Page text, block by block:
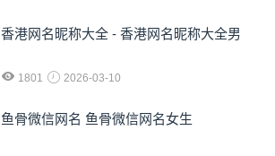
香港网名昵称大全 - 香港网名昵称大全男
1801 2026-03-10
鱼骨微信网名 鱼骨微信网名女生